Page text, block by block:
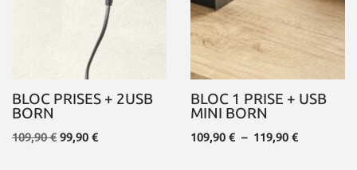
BLOC PRISES + 2USB
BORN
109,90€ 99,90 €
BLOC 1 PRISE + USB
MINI BORN
109,90 € – 119,90 €